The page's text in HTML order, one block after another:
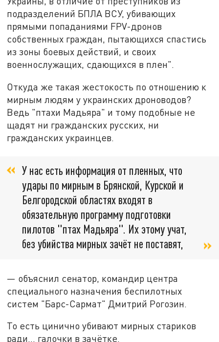
подразделений БПЛА ВСУ, убивающих
прямыми попаданиями FPV-дронов
собственных граждан, пытающихся спастись
из зоны боевых действий, и своих
военнослужащих, сдающихся в плен".
Откуда же такая жестокость по отношению к
мирным людям у украинских дроноводов?
Ведь "птахи Мадьяра" и тому подобные не
щадят ни гражданских русских, ни
гражданских украинцев.
У нас есть информация от пленных, что
удары по мирным в Брянской, Курской и
Белгородской областях входят в
обязательную программу подготовки
пилотов "птах Мадьяра". Их этому учат,
без убийства мирных зачёт не поставят,
— объяснил сенатор, командир центра
специального назначения беспилотных
систем "Барс-Сармат" Дмитрий Рогозин.
То есть цинично убивают мирных стариков
ради… галочки в зачётке.